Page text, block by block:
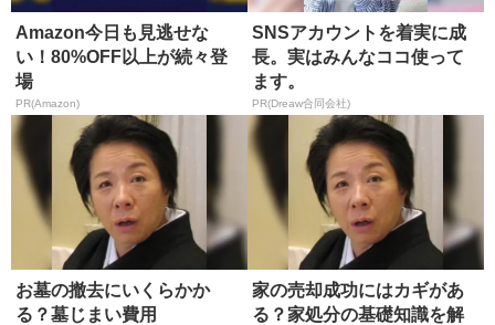
Amazon今日も見逃せな
い！80%OFF以上が続々登
場
PR(Amazon)
SNSアカウントを着実に成
長。実はみんなココ使って
ます。
PR(Dreaw合同会社)
お墓の撤去にいくらかか
る？墓じまい費用
家の売却成功にはカギがあ
る？家処分の基礎知識を解